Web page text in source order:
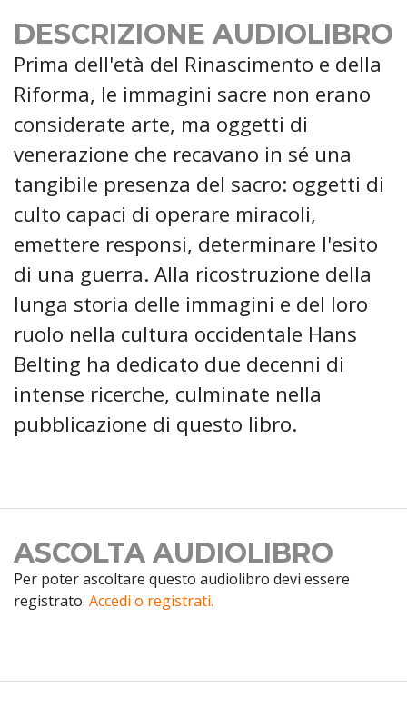
DESCRIZIONE AUDIOLIBRO
Prima dell'età del Rinascimento e della
Riforma, le immagini sacre non erano
considerate arte, ma oggetti di
venerazione che recavano in sé una
tangibile presenza del sacro: oggetti di
culto capaci di operare miracoli,
emettere responsi, determinare l'esito
di una guerra. Alla ricostruzione della
lunga storia delle immagini e del loro
ruolo nella cultura occidentale Hans
Belting ha dedicato due decenni di
intense ricerche, culminate nella
pubblicazione di questo libro.
ASCOLTA AUDIOLIBRO
Per poter ascoltare questo audiolibro devi essere
registrato. Accedi o registrati.